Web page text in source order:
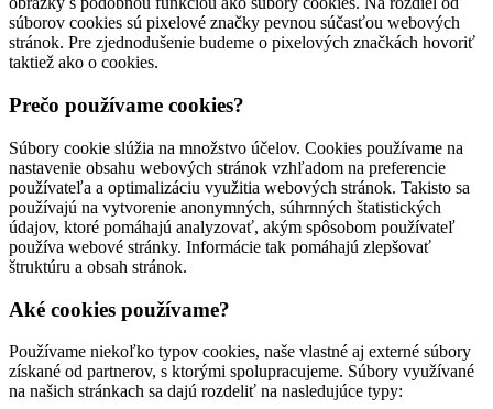
súborov cookies sú pixelové značky pevnou súčasťou webových
stránok. Pre zjednodušenie budeme o pixelových značkách hovoriť
taktiež ako o cookies.
Prečo používame cookies?
Súbory cookie slúžia na množstvo účelov. Cookies používame na
nastavenie obsahu webových stránok vzhľadom na preferencie
používateľa a optimalizáciu využitia webových stránok. Takisto sa
používajú na vytvorenie anonymných, súhrnných štatistických
údajov, ktoré pomáhajú analyzovať, akým spôsobom používateľ
používa webové stránky. Informácie tak pomáhajú zlepšovať
štruktúru a obsah stránok.
Aké cookies používame?
Používame niekoľko typov cookies, naše vlastné aj externé súbory
získané od partnerov, s ktorými spolupracujeme. Súbory využívané
na našich stránkach sa dajú rozdeliť na nasledujúce typy: